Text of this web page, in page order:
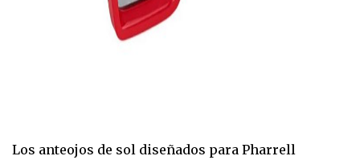
Los anteojos de sol diseñados para Pharrell